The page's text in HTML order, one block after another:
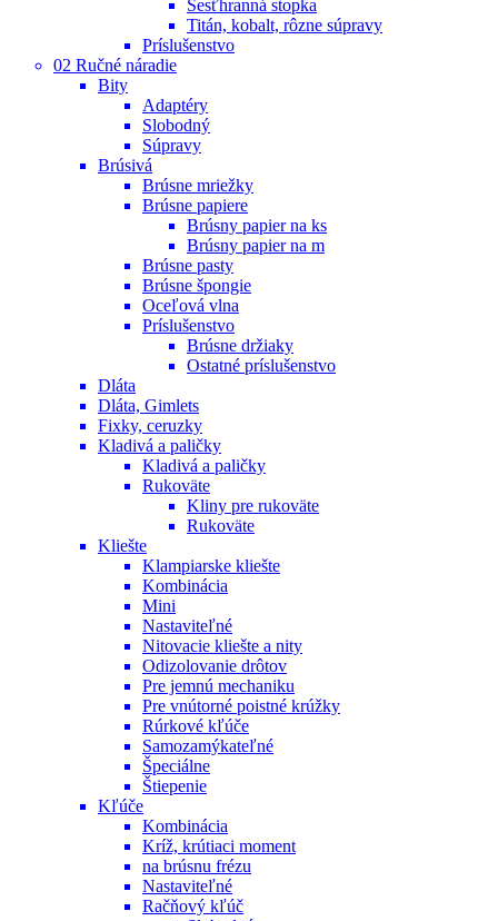
Šesťhranná stopka
Titán, kobalt, rôzne súpravy
Príslušenstvo
02 Ručné náradie
Bity
Adaptéry
Slobodný
Súpravy
Brúsivá
Brúsne mriežky
Brúsne papiere
Brúsny papier na ks
Brúsny papier na m
Brúsne pasty
Brúsne špongie
Oceľová vlna
Príslušenstvo
Brúsne držiaky
Ostatné príslušenstvo
Dláta
Dláta, Gimlets
Fixky, ceruzky
Kladivá a paličky
Kladivá a paličky
Rukoväte
Kliny pre rukoväte
Rukoväte
Kliešte
Klampiarske kliešte
Kombinácia
Mini
Nastaviteľné
Nitovacie kliešte a nity
Odizolovanie drôtov
Pre jemnú mechaniku
Pre vnútorné poistné krúžky
Rúrkové kľúče
Samozamýkateľné
Špeciálne
Štiepenie
Kľúče
Kombinácia
Kríž, krútiaci moment
na brúsnu frézu
Nastaviteľné
Račňový kľúč